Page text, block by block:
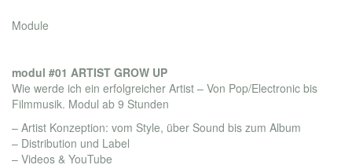
Module
modul #01 ARTIST GROW UP
Wie werde ich ein erfolgreicher Artist – Von Pop/Electronic bis
Filmmusik. Modul ab 9 Stunden
– Artist Konzeption: vom Style, über Sound bis zum Album
– Distribution und Label
– Videos & YouTube